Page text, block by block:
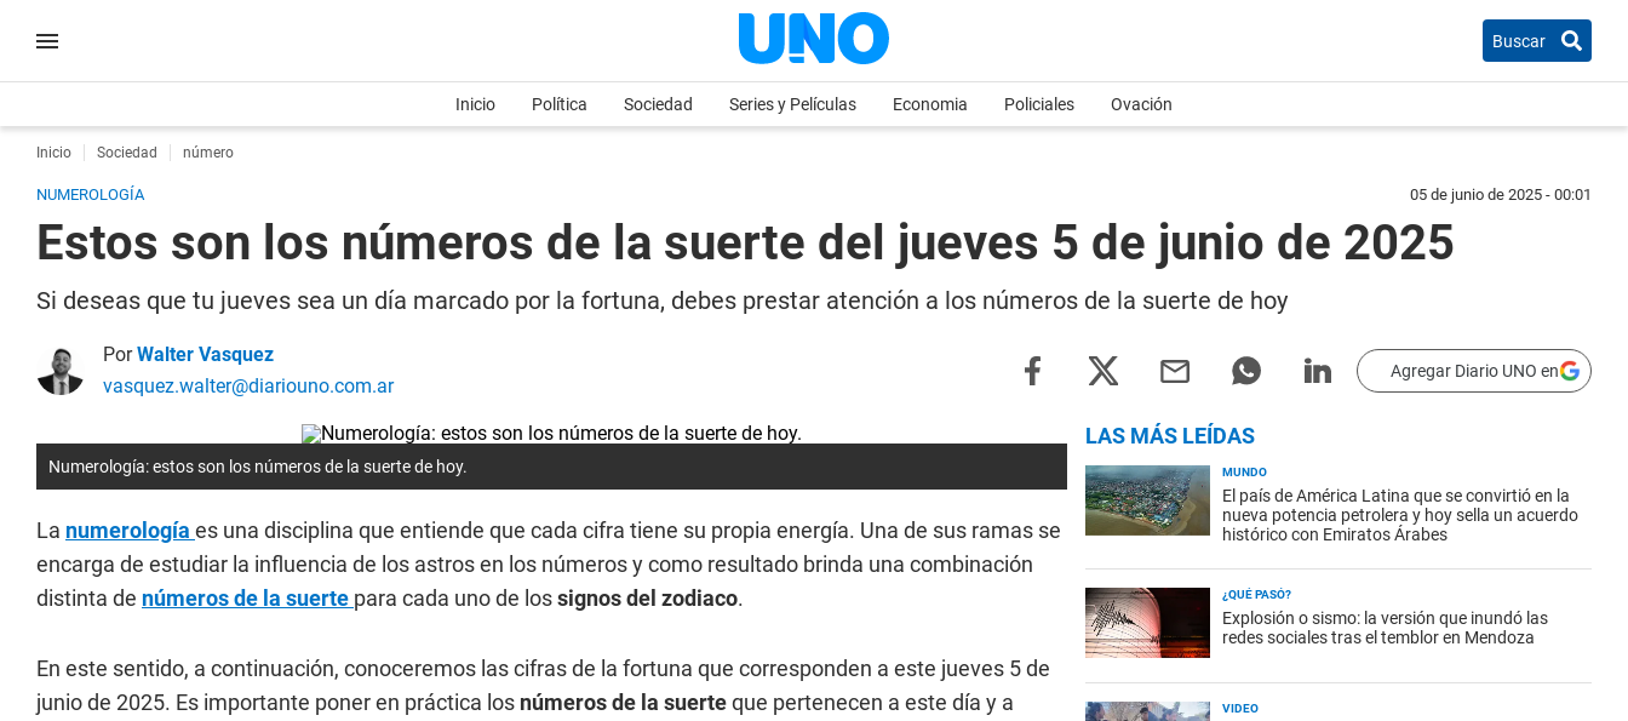
Buscar
Inicio Política Sociedad Series y Películas Economia Policiales Ovación
Inicio Sociedad número
NUMEROLOGÍA 05 de junio de 2025 - 00:01
Estos son los números de la suerte del jueves 5 de junio de 2025
Si deseas que tu jueves sea un día marcado por la fortuna, debes prestar atención a los números de la suerte de hoy
PorWalter Vasquez
vasquez.walter@diariouno.com.ar
Agregar Diario UNO en
Numerología: estos son los números de la suerte de hoy.
La numerología es una disciplina que entiende que cada cifra tiene su propia energía. Una de sus ramas se
encarga de estudiar la influencia de los astros en los números y como resultado brinda una combinación
distinta de números de la suerte para cada uno de lossignos del zodiaco.
En este sentido, a continuación, conoceremos las cifras de la fortuna que corresponden a este jueves 5 de
junio de 2025. Es importante poner en práctica los números de la suerteque pertenecen a este día y a
LAS MÁS LEÍDAS
MUNDO
El país de América Latina que se convirtió en la
nueva potencia petrolera y hoy sella un acuerdo
histórico con Emiratos Árabes
¿QUÉ PASÓ?
Explosión o sismo: la versión que inundó las
redes sociales tras el temblor en Mendoza
VIDEO